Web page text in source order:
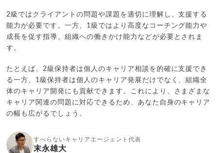
2級ではクライアントの問題や課題を適切に理解し、支援する
能力が必要です。一方、1級ではより高度なコーチング能力や
成長を促す指導、組織への働きかけ能力などが必要とされま
す。
たとえば、2級保持者は個人のキャリア相談を的確に支援でき
る一方、1級保持者は個人のキャリア発展だけでなく、組織全
体のキャリア開発にも貢献できます。これにより、さまざまな
キャリア関連の問題に対応できるため、あなた自身のキャリア
の幅も広がるでしょう。
すべらないキャリアエージェント代表
末永雄大